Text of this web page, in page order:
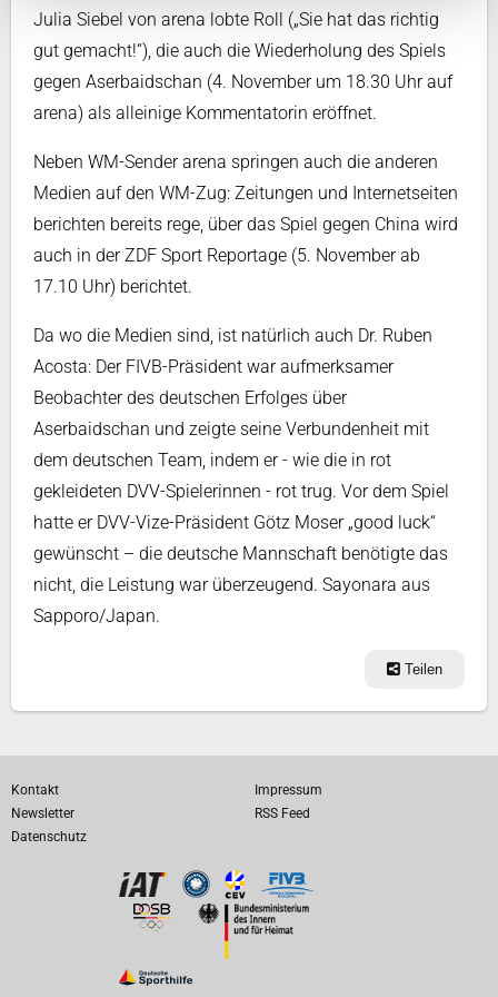
Julia Siebel von arena lobte Roll („Sie hat das richtig
gut gemacht!“), die auch die Wiederholung des Spiels
gegen Aserbaidschan (4. November um 18.30 Uhr auf
arena) als alleinige Kommentatorin eröffnet.
Neben WM-Sender arena springen auch die anderen
Medien auf den WM-Zug: Zeitungen und Internetseiten
berichten bereits rege, über das Spiel gegen China wird
auch in der ZDF Sport Reportage (5. November ab
17.10 Uhr) berichtet.
Da wo die Medien sind, ist natürlich auch Dr. Ruben
Acosta: Der FIVB-Präsident war aufmerksamer
Beobachter des deutschen Erfolges über
Aserbaidschan und zeigte seine Verbundenheit mit
dem deutschen Team, indem er - wie die in rot
gekleideten DVV-Spielerinnen - rot trug. Vor dem Spiel
hatte er DVV-Vize-Präsident Götz Moser „good luck“
gewünscht – die deutsche Mannschaft benötigte das
nicht, die Leistung war überzeugend. Sayonara aus
Sapporo/Japan.
Teilen
Kontakt
Impressum
Newsletter
RSS Feed
Datenschutz